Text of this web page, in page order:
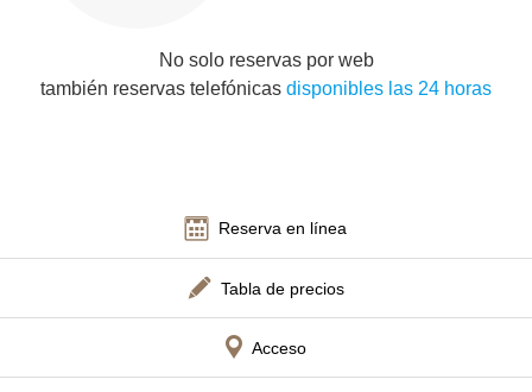
No solo reservas por web
también reservas telefónicas disponibles las 24 horas
Reserva en línea
Tabla de precios
Acceso